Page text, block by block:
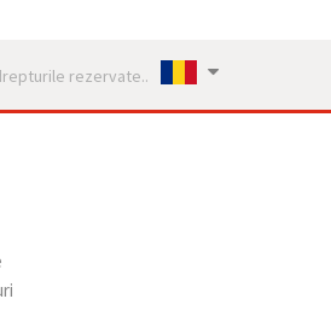
rezervate..